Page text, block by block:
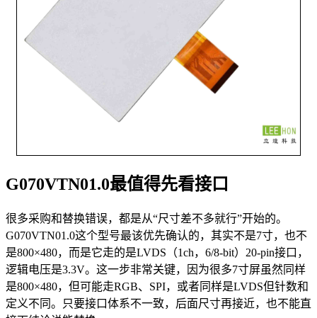
G070VTN01.0最值得先看接口
很多采购和替换错误，都是从“尺寸差不多就行”开始的。
G070VTN01.0这个型号最该优先确认的，其实不是7寸，也不
是800×480，而是它走的是LVDS（1ch，6/8-bit）20-pin接口，
逻辑电压是3.3V。这一步非常关键，因为很多7寸屏虽然同样
是800×480，但可能走RGB、SPI，或者同样是LVDS但针数和
定义不同。只要接口体系不一致，后面尺寸再接近，也不能直